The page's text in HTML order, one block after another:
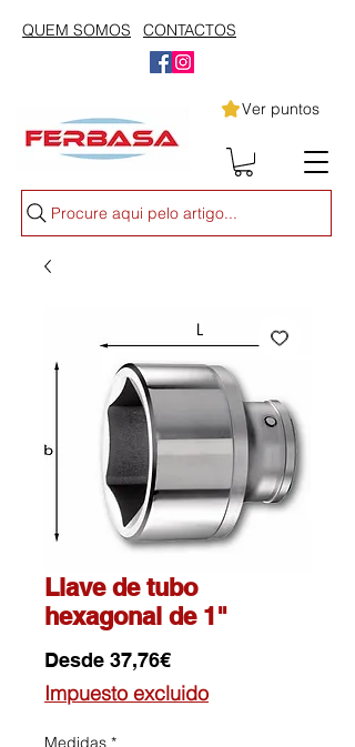
QUEM SOMOS CONTACTOS
Ver puntos
Procure aqui pelo artigo...
Llave de tubo
hexagonal de 1"
Desde 37,76€Precio
de
oferta
Impuesto excluido
Medidas *